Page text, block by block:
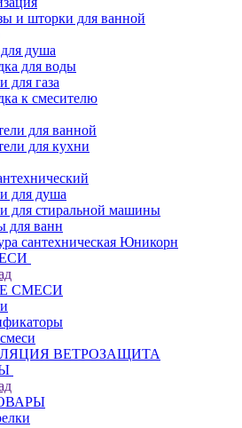
и шторки для ванной
душа
для воды
для газа
к смесителю
для ванной
для кухни
для душа
для стиральной машины
для ванн
сантехническая Юникорн
СМЕСИ
ВЕТРОЗАЩИТА